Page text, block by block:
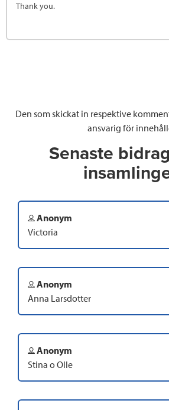
Thank you.
Den som skickat in respektive
ansvarig för
Senaste
Anonym
Victoria
Anonym
Anna Larsdotter
Anonym
Stina o Olle